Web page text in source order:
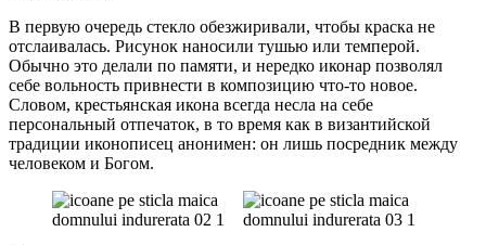
В первую очередь стекло обезжиривали, чтобы краска не
отслаивалась. Рисунок наносили тушью или темперой.
Обычно это делали по памяти, и нередко иконар позволял
себе вольность привнести в композицию что-то новое.
Словом, крестьянская икона всегда несла на себе
персональный отпечаток, в то время как в византийской
традиции иконописец анонимен: он лишь посредник между
человеком и Богом.